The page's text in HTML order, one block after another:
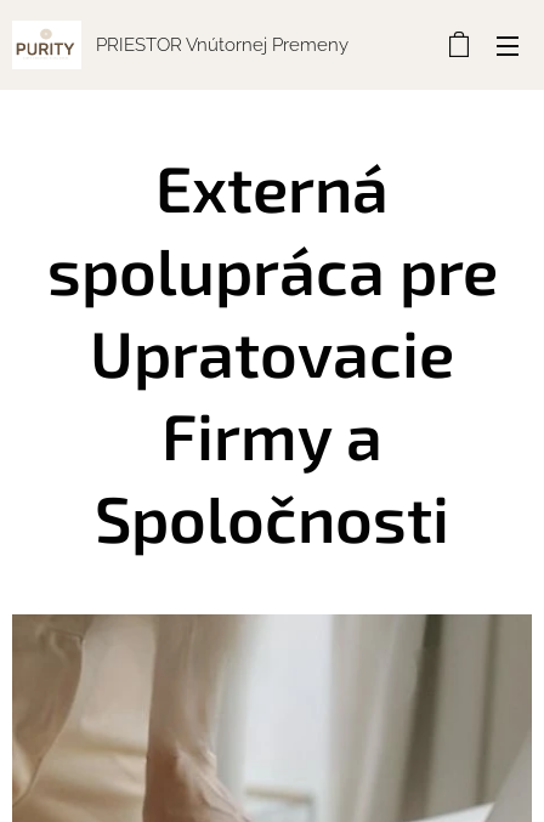
PRIESTOR Vnútornej Premeny
Externá
spolupráca pre
Upratovacie
Firmy a
Spoločnosti